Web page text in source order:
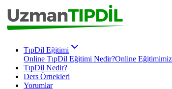
TıpDil Eğitimi
Online TıpDil Eğitimi Nedir?Online Eğitimimiz
TıpDil Nedir?
Ders Örnekleri
Yorumlar